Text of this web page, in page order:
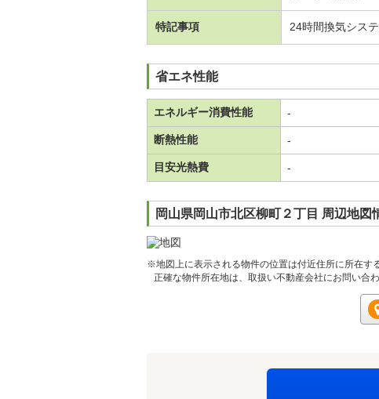
特記事項 24時間換気シス
省エネ性能
エネルギー消費性能 -
断熱性能 -
目安光熱費 -
岡山県岡山市北区柳町２丁目 周辺地図
※地図上に表示される物件の位置は付近住所に所在す
正確な物件所在地は、取扱い不動産会社にお問い合わ